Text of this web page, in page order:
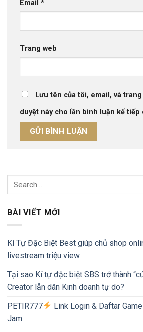
Email *
Trang web
Lưu tên của tôi, email, và
duyệt này cho lần bình luận kế tiếp
BÀI VIẾT MỚI
Kí Tự Đặc Biệt Best giúp chủ shop
livestream triệu view
Tại sao Kí tự đặc biệt SBS trở thành
Creator lẫn dân Kinh doanh tự do?
PETIR777
Link Login & Daftar
Jam